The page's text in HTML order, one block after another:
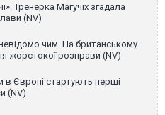
Тренерка Магучіх згадала
(NV)
чим. На британському
жорстокої розправи (NV)
в Європі стартують перші
(NV)